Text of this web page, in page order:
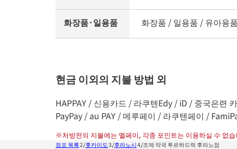
화장품·일용품 화장품 / 일용품 / 유아용
현금 이외의 지불 방법 외
HAPPAY / 신용카드 / 라쿠텐Edy / iD / 중국은련
PayPay / au PAY / 메루페이 / 라쿠텐페이 /
※처방전의 지불에는 멜페이, 각종 포인트는 이용하실 수 없
점포 목록 홋카이도 후라노시 조제 약국 투르하드럭 후라노점